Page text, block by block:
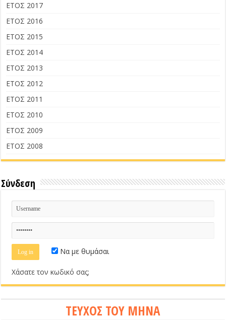
ΕΤΟΣ 2017
ΕΤΟΣ 2016
ΕΤΟΣ 2015
ΕΤΟΣ 2014
ΕΤΟΣ 2013
ΕΤΟΣ 2012
ΕΤΟΣ 2011
ΕΤΟΣ 2010
ΕΤΟΣ 2009
ΕΤΟΣ 2008
Σύνδεση
Να με θυμάσαι
Χάσατε τον κωδικό σας;
ΤΕΥΧΟΣ ΤΟΥ ΜΗΝΑ